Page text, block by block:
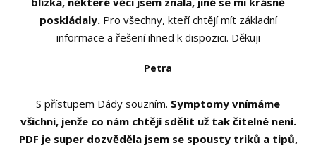
poskládaly.Pro všechny, kteří chtějí mít základní
informace a řešení ihned k dispozici. Děkuji
Petra
S přístupem Dády souzním. Symptomy vnímáme
všichni, jenže co nám chtějí sdělit už tak čitelné není.
PDF je super dozvěděla jsem se spousty triků a tipů,